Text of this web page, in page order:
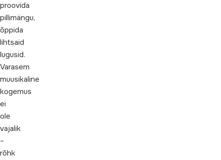
proovida
pillimängu,
õppida
lihtsaid
lugusid.
Varasem
muusikaline
kogemus
ei
ole
vajalik
–
rõhk